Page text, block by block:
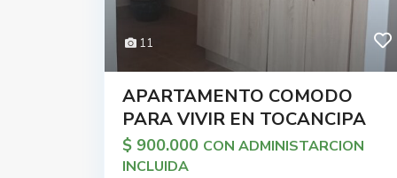
11
APARTAMENTO COMODO
PARA VIVIR EN TOCANCIPA
$ 900.000 CON ADMINISTARCION
INCLUIDA